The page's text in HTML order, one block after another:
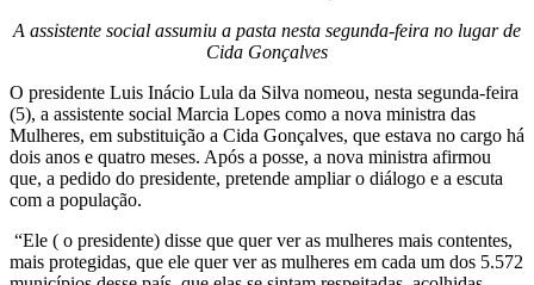
A assistente social assumiu a pasta nesta segunda-feira no lugar de
Cida Gonçalves
O presidente Luis Inácio Lula da Silva nomeou, nesta segunda-feira
(5), a assistente social Marcia Lopes como a nova ministra das
Mulheres, em substituição a Cida Gonçalves, que estava no cargo há
dois anos e quatro meses. Após a posse, a nova ministra afirmou
que, a pedido do presidente, pretende ampliar o diálogo e a escuta
com a população.
“Ele ( o presidente) disse que quer ver as mulheres mais contentes,
mais protegidas, que ele quer ver as mulheres em cada um dos 5.572